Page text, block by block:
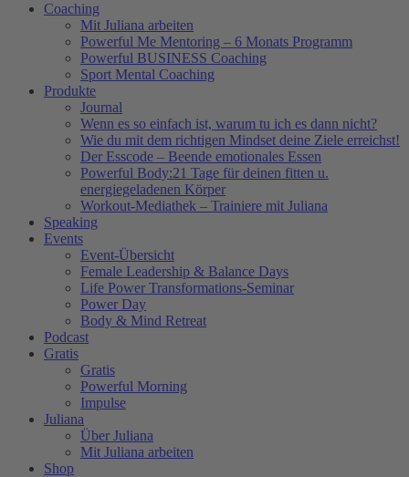
Coaching
Mit Juliana arbeiten
Powerful Me Mentoring – 6 Monats Programm
Powerful BUSINESS Coaching
Sport Mental Coaching
Produkte
Journal
Wenn es so einfach ist, warum tu ich es dann nicht?
Wie du mit dem richtigen Mindset deine Ziele erreichst!
Der Esscode – Beende emotionales Essen
Powerful Body:21 Tage für deinen fitten u.
energiegeladenen Körper
Workout-Mediathek – Trainiere mit Juliana
Speaking
Events
Event-Übersicht
Female Leadership & Balance Days
Life Power Transformations-Seminar
Power Day
Body & Mind Retreat
Podcast
Gratis
Gratis
Powerful Morning
Impulse
Juliana
Über Juliana
Mit Juliana arbeiten
Shop